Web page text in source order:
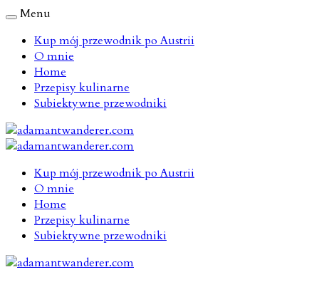
Menu
Kup mój przewodnik po Austrii
O mnie
Home
Przepisy kulinarne
Subiektywne przewodniki
Kup mój przewodnik po Austrii
O mnie
Home
Przepisy kulinarne
Subiektywne przewodniki